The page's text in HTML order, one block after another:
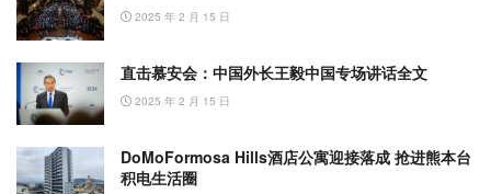
2025 年 2 月 15 日
直击慕安会：中国外长王毅中国专场讲话全文
2025 年 2 月 15 日
DoMoFormosa Hills酒店公寓迎接落成 抢进熊本台
积电生活圈